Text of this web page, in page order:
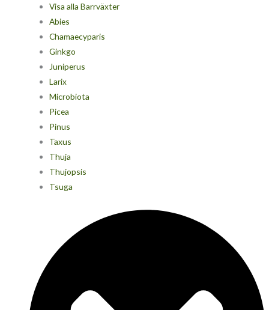
Visa alla Barrväxter
Abies
Chamaecyparis
Ginkgo
Juniperus
Larix
Microbiota
Picea
Pinus
Taxus
Thuja
Thujopsis
Tsuga